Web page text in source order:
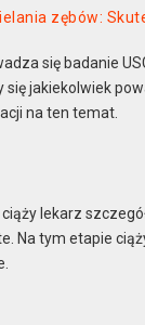
zębów:
się badanie
jakiekolwiek
na ten temat.
lekarz
Na tym etapie